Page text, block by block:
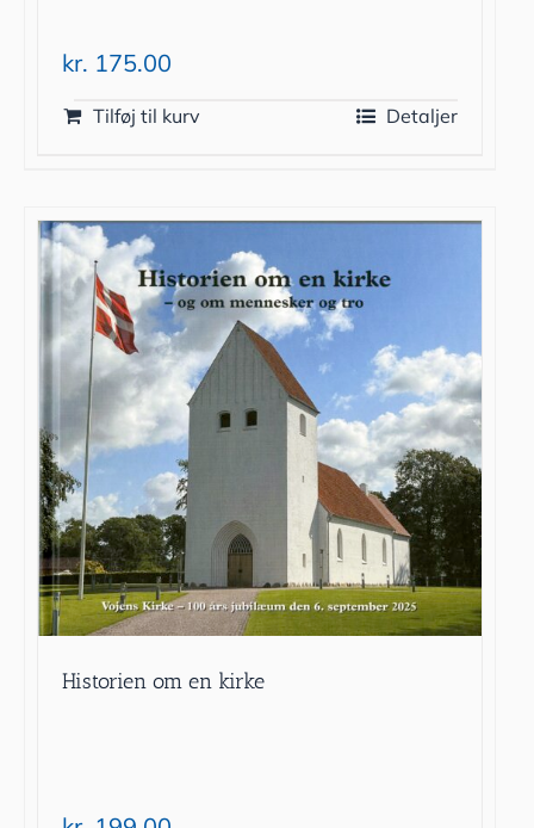
kr. 175.00
Tilføj til kurv Detaljer
Historien om en kirke